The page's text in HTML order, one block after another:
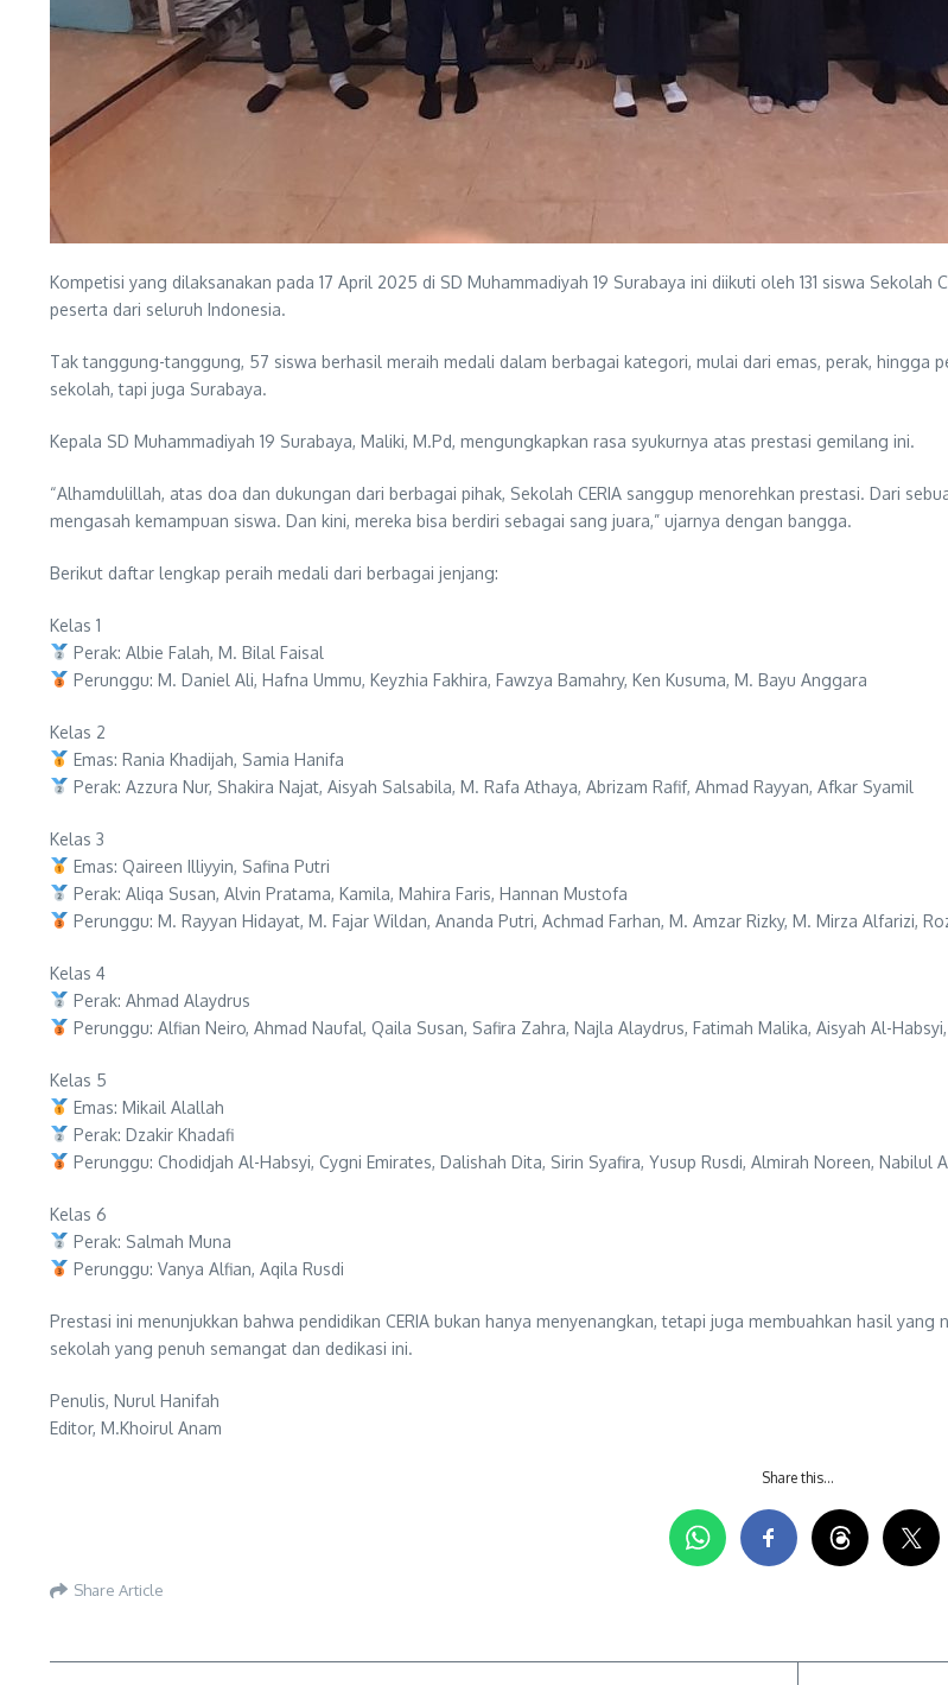
Kompetisi yang dilaksanakan pada 17 April 2025 di SD Muhammadiyah 19 Surabaya ini diikuti oleh 131 siswa Sekolah
peserta dari seluruh Indonesia.
Tak tanggung-tanggung, 57 siswa berhasil meraih medali dalam berbagai kategori, mulai dari emas, perak, hingga
sekolah, tapi juga Surabaya.
Kepala SD Muhammadiyah 19 Surabaya, Maliki, M.Pd, mengungkapkan rasa syukurnya atas prestasi gemilang ini.
“Alhamdulillah, atas doa dan dukungan dari berbagai pihak, Sekolah CERIA sanggup menorehkan prestasi. Dari
mengasah kemampuan siswa. Dan kini, mereka bisa berdiri sebagai sang juara,” ujarnya dengan bangga.
Berikut daftar lengkap peraih medali dari berbagai jenjang:
Kelas 1
Perak: Albie Falah, M. Bilal Faisal
Perunggu: M. Daniel Ali, Hafna Ummu, Keyzhia Fakhira, Fawzya Bamahry, Ken Kusuma, M. Bayu Anggara
Kelas 2
Emas: Rania Khadijah, Samia Hanifa
Perak: Azzura Nur, Shakira Najat, Aisyah Salsabila, M. Rafa Athaya, Abrizam Rafif, Ahmad Rayyan, Afkar Syamil
Kelas 3
Emas: Qaireen Illiyyin, Safina Putri
Perak: Aliqa Susan, Alvin Pratama, Kamila, Mahira Faris, Hannan Mustofa
Perunggu: M. Rayyan Hidayat, M. Fajar Wildan, Ananda Putri, Achmad Farhan, M. Amzar Rizky, M. Mirza Alfarizi,
Kelas 4
Perak: Ahmad Alaydrus
Perunggu: Alfian Neiro, Ahmad Naufal, Qaila Susan, Safira Zahra, Najla Alaydrus, Fatimah Malika, Aisyah Al-
Kelas 5
Emas: Mikail Alallah
Perak: Dzakir Khadafi
Perunggu: Chodidjah Al-Habsyi, Cygni Emirates, Dalishah Dita, Sirin Syafira, Yusup Rusdi, Almirah Noreen, Nabilul
Kelas 6
Perak: Salmah Muna
Perunggu: Vanya Alfian, Aqila Rusdi
Prestasi ini menunjukkan bahwa pendidikan CERIA bukan hanya menyenangkan, tetapi juga membuahkan hasil
sekolah yang penuh semangat dan dedikasi ini.
Penulis, Nurul Hanifah
Editor, M.Khoirul Anam
Share this…
Share Article